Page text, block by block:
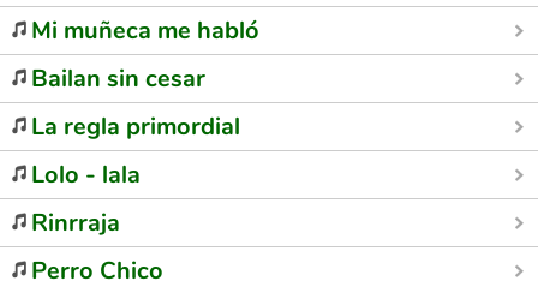
Mi muñeca me habló
Bailan sin cesar
La regla primordial
Lolo - lala
Rinrraja
Perro Chico